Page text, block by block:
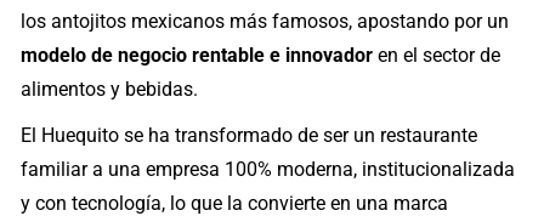
los antojitos mexicanos más famosos, apostando por un
modelo de negocio rentable e innovador en el sector de
alimentos y bebidas.
El Huequito se ha transformado de ser un restaurante
familiar a una empresa 100% moderna, institucionalizada
y con tecnología, lo que la convierte en una marca